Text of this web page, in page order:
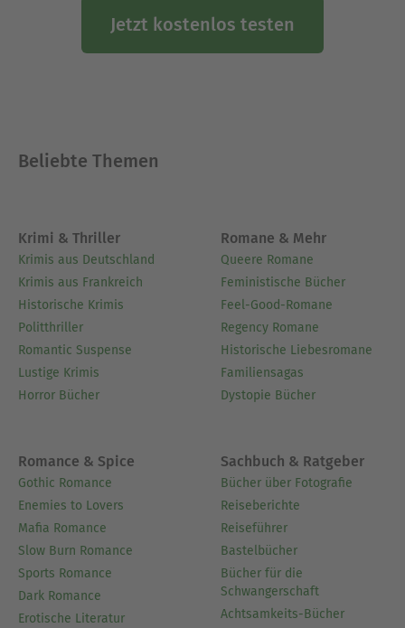
Dem nicht genug: Der passionierte Vielschreiber
schuf über 350 Hörspiele und war an der
Entstehung von 40 Fernsehformaten als Autor,
Brezina bereits zahlreiche Auszeichnungen, unter
„Romy“ für die Wissenssendung
„Forscherexpress“.
Ausblenden
Jetzt kostenlos testen
Beliebte Themen
Krimi & Thriller
Krimis aus Deutschland
Krimis aus Frankreich
Historische Krimis
Politthriller
Romantic Suspense
Lustige Krimis
Horror Bücher
Romane & Mehr
Queere Romane
Feministische Bücher
Feel-Good-Romane
Regency Romane
Historische Liebesromane
Familiensagas
Dystopie Bücher
Romance & Spice
Gothic Romance
Enemies to Lovers
Mafia Romance
Slow Burn Romance
Sports Romance
Dark Romance
Erotische Literatur
Sachbuch & Ratgeber
Bücher über Fotografie
Reiseberichte
Reiseführer
Bastelbücher
Bücher für die
Schwangerschaft
Achtsamkeits-Bücher